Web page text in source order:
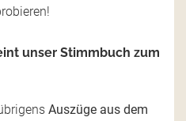
unser Stimmbuch zum
Auszüge aus dem